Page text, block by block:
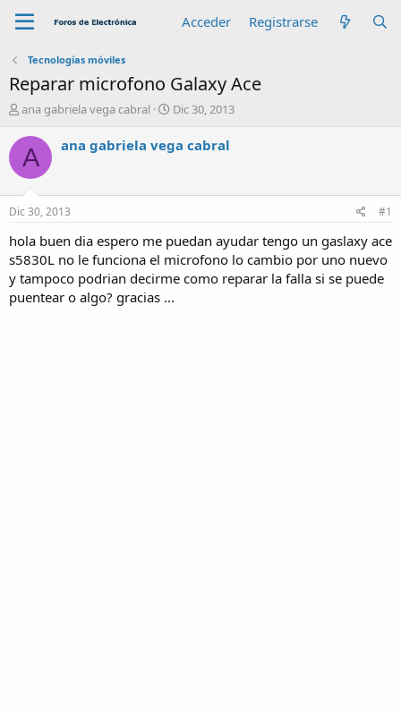
Acceder Registrarse
Tecnologías móviles
Reparar microfono Galaxy Ace
A
t
o
r
ana gabriela vega cabral
F
c
h
n
c
i
o
Dic 30, 2013
A ana gabriela vega cabral
Dic 30, 2013 #1
hola buen dia espero me puedan ayudar tengo un gaslaxy ace
s5830L no le funciona el microfono lo cambio por uno nuevo
y tampoco podrian decirme como reparar la falla si se puede
puentear o algo? gracias ...